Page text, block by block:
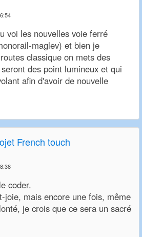
voi les nouvelles voie ferré
maglev) et bien je
classique on mets des
des point lumineux et qui
afin d'avoir de nouvelle
French touch
coder.
joie, mais encore une fois, même
je crois que ce sera un sacré